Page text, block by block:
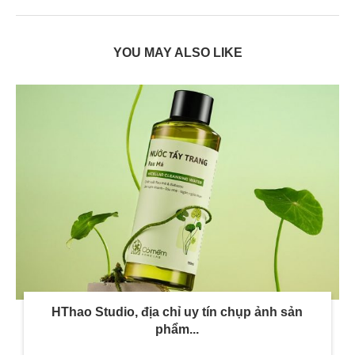
YOU MAY ALSO LIKE
HThao Studio, địa chỉ uy tín chụp ảnh sản
phẩm...